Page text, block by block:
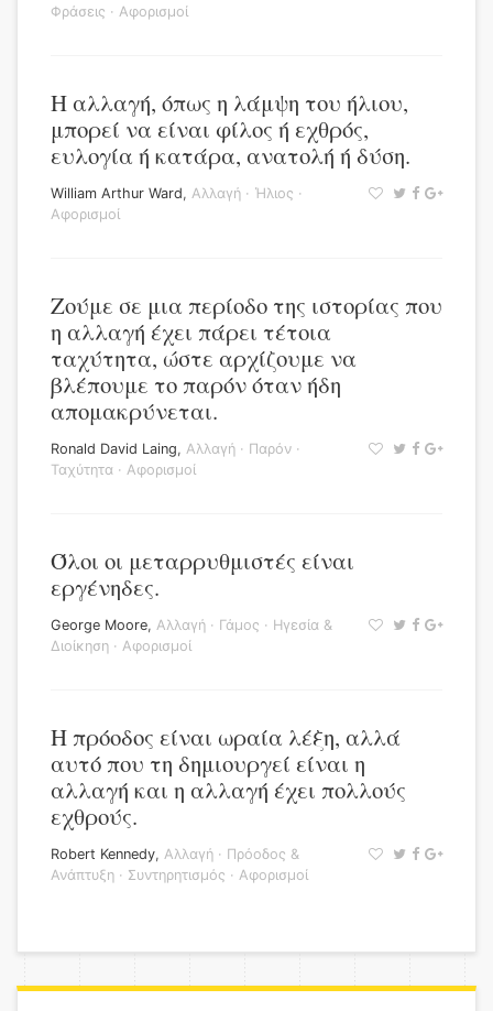
Φράσεις · Αφορισμοί
Η αλλαγή, όπως η λάμψη του ήλιου,
μπορεί να είναι φίλος ή εχθρός,
ευλογία ή κατάρα, ανατολή ή δύση.
William Arthur Ward, Αλλαγή · Ήλιος ·
Αφορισμοί
Ζούμε σε μια περίοδο της ιστορίας που
η αλλαγή έχει πάρει τέτοια
ταχύτητα, ώστε αρχίζουμε να
βλέπουμε το παρόν όταν ήδη
απομακρύνεται.
Ronald David Laing, Αλλαγή · Παρόν ·
Ταχύτητα · Αφορισμοί
Όλοι οι μεταρρυθμιστές είναι
εργένηδες.
George Moore, Αλλαγή · Γάμος · Ηγεσία &
Διοίκηση · Αφορισμοί
Η πρόοδος είναι ωραία λέξη, αλλά
αυτό που τη δημιουργεί είναι η
αλλαγή και η αλλαγή έχει πολλούς
εχθρούς.
Robert Kennedy, Αλλαγή · Πρόοδος &
Ανάπτυξη · Συντηρητισμός · Αφορισμοί